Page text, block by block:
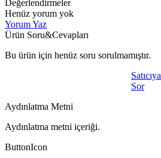
Değerlendirmeler
Henüz yorum yok
Yorum Yaz
Ürün Soru&Cevapları
Bu ürün için henüz soru sorulmamıştır.
Satıcıya
Sor
Aydınlatma Metni
Aydınlatma metni içeriği.
ButtonIcon